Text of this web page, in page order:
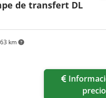
km
de transfert DL
precio